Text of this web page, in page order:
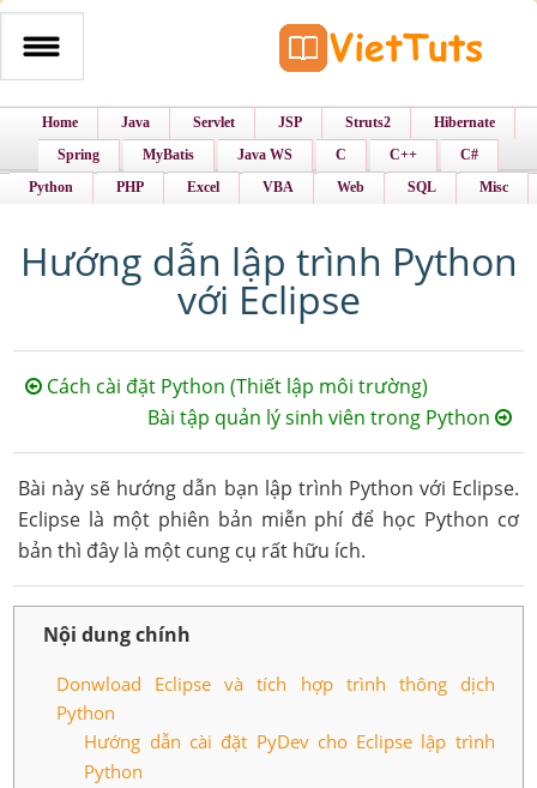
Home Java Servlet JSP Struts2
Hibernate
Spring
MyBatis Java WS C C++
C#
Python
PHP Excel VBA Web SQL Misc
Hướng dẫn lập trình Python
với Eclipse
Cách cài đặt Python (Thiết lập môi trường)
Bài tập quản lý sinh viên trong Python
Bài này sẽ hướng dẫn bạn lập trình Python với Eclipse.
Eclipse là một phiên bản miễn phí để học Python cơ
bản thì đây là một cung cụ rất hữu ích.
Nội dung chính
Donwload Eclipse và tích hợp trình thông dịch
Python
Hướng dẫn cài đặt PyDev cho Eclipse lập trình
Python